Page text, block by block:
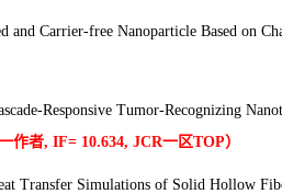
and Carrier-free Nanoparticle Based on
Responsive Tumor-Recognizing
作者, IF= 10.634, JCR一区TOP）
Transfer Simulations of Solid Hollow